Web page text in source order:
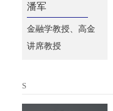
潘军
金融学教授、高金
讲席教授
S